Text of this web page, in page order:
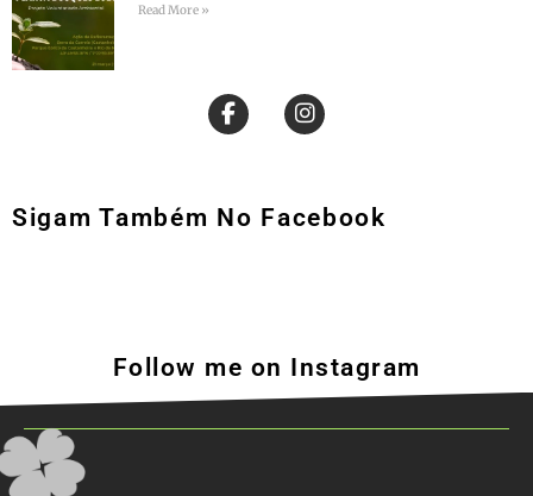
Read More »
Sigam Também No Facebook
Follow me on Instagram